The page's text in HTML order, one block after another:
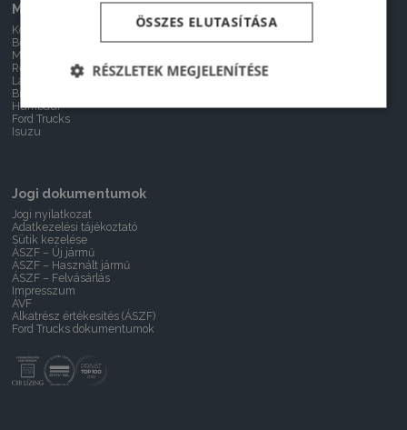
Márkáink
Kögel
Benalu
MEGA
Reisch
Lamberet
Broshuis
Humbaur
Ford Trucks
Isuzu
Furgon
Kisteherautó
Nyerges vontató
Félpótkocsi
Jogi dokumentumok
Jogi nyilatkozat
Adatkezelési tájékoztató
Sütik kezelése
ÁSZF – Új jármű
ÁSZF – Használt jármű
ÁSZF – Felvásárlás
Impresszum
ÁVF
Alkatrész értékesítés (ÁSZF)
Ford Trucks dokumentumok
ÖSSZES ELUTASÍTÁSA
RÉSZLETEK MEGJELENÍTÉSE